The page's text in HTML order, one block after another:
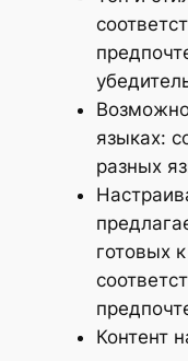
языках:
разных
готовых
Контент